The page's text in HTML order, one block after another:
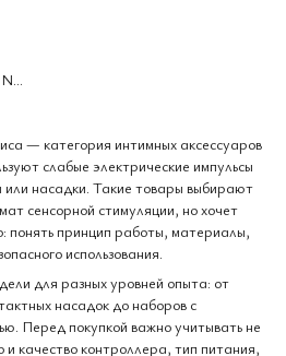
— категория интимных аксессуаров
слабые электрические импульсы
или насадки. Такие товары выбирают
сенсорной стимуляции, но хочет
понять принцип работы, материалы,
использования.
для разных уровней опыта: от
насадок до наборов с
Перед покупкой важно учитывать не
и качество контроллера, тип питания,